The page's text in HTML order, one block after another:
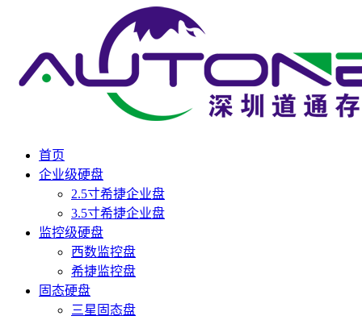
首页
企业级硬盘
2.5寸希捷企业盘
3.5寸希捷企业盘
监控级硬盘
西数监控盘
希捷监控盘
固态硬盘
三星固态盘